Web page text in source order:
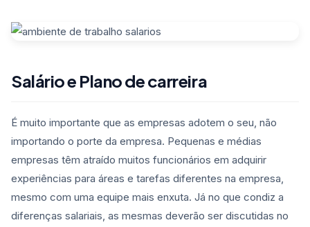
Salário e Plano de carreira
É muito importante que as empresas adotem o seu, não
importando o porte da empresa. Pequenas e médias
empresas têm atraído muitos funcionários em adquirir
experiências para áreas e tarefas diferentes na empresa,
mesmo com uma equipe mais enxuta. Já no que condiz a
diferenças salariais, as mesmas deverão ser discutidas no